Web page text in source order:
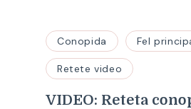
Conopida Fel
Retete video
VIDEO: Reteta